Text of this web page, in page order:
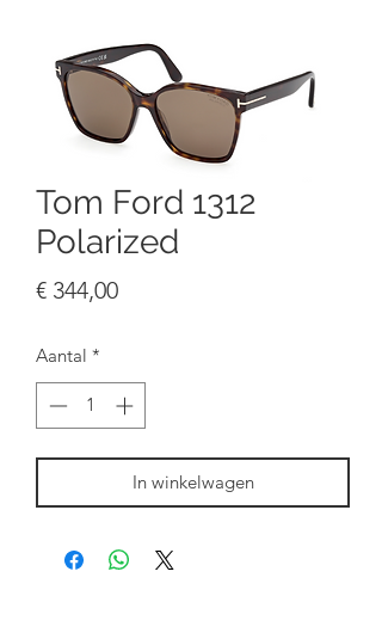
Tom Ford 1312
Polarized
€ 344,00Prijs
Aantal *
In winkelwagen